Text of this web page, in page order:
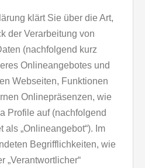
klärt Sie über die Art,
der Verarbeitung von
(nachfolgend kurz
Onlineangebotes und
Webseiten, Funktionen
Onlinepräsenzen, wie
Profile auf (nachfolgend
„Onlineangebot“). Im
Begrifflichkeiten, wie
„Verantwortlicher“